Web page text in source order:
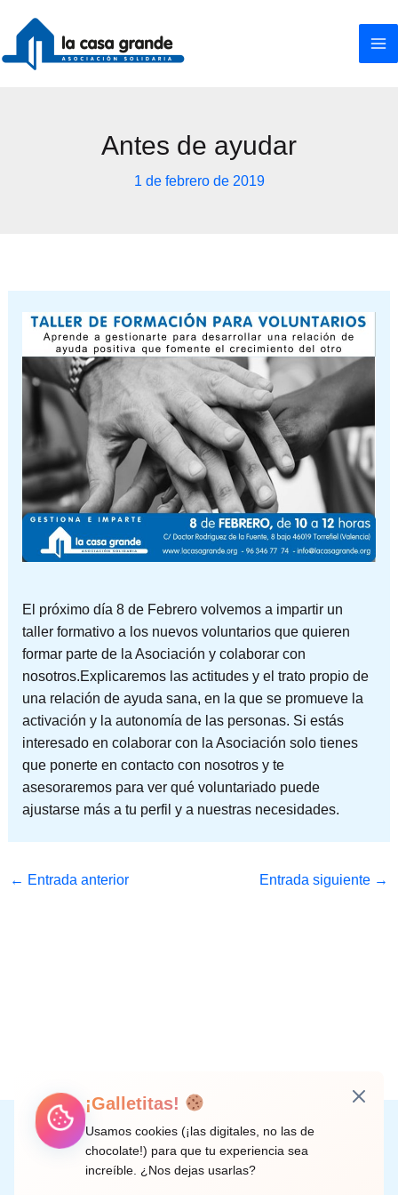
contenido
Antes de ayudar
1 de febrero de 2019
El próximo día 8 de Febrero volvemos a impartir un
taller formativo a los nuevos voluntarios que quieren
formar parte de la Asociación y colaborar con
nosotros.Explicaremos las actitudes y el trato propio de
una relación de ayuda sana, en la que se promueve la
activación y la autonomía de las personas. Si estás
interesado en colaborar con la Asociación solo tienes
que ponerte en contacto con nosotros y te
asesoraremos para ver qué voluntariado puede
ajustarse más a tu perfil y a nuestras necesidades.
← Entrada anterior Entrada siguiente →
Instagram
Facebook
X LinkedIn
Correo electrónico
¡Galletitas!
Usamos cookies (¡las digitales, no las de
chocolate!) para que tu experiencia sea
increíble. ¿Nos dejas usarlas?